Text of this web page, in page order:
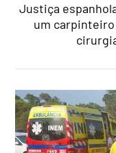
Justiça
um carpinteiro